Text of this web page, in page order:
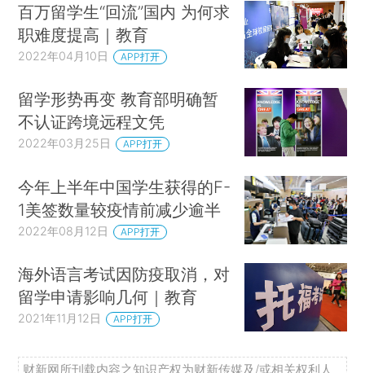
百万留学生“回流”国内 为何求
职难度提高｜教育
2022年04月10日 APP打开
留学形势再变 教育部明确暂
不认证跨境远程文凭
2022年03月25日 APP打开
今年上半年中国学生获得的F-
1美签数量较疫情前减少逾半
2022年08月12日 APP打开
海外语言考试因防疫取消，对
留学申请影响几何｜教育
2021年11月12日 APP打开
财新网所刊载内容之知识产权为财新传媒及/或相关权利人